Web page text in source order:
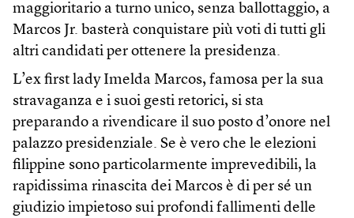
maggioritario a turno unico, senza ballottaggio, a
Marcos Jr. basterà conquistare più voti di tutti gli
altri candidati per ottenere la presidenza.
L’ex first lady Imelda Marcos, famosa per la sua
stravaganza e i suoi gesti retorici, si sta
preparando a rivendicare il suo posto d’onore nel
palazzo presidenziale. Se è vero che le elezioni
filippine sono particolarmente imprevedibili, la
rapidissima rinascita dei Marcos è di per sé un
giudizio impietoso sui profondi fallimenti delle